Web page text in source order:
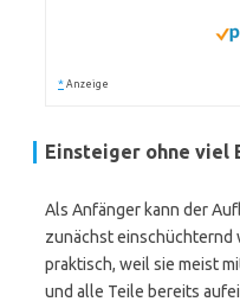
* Anzeige
Einsteiger ohne viel
Als Anfänger kann der
zunächst einschüchternd
praktisch, weil sie meist
und alle Teile bereits